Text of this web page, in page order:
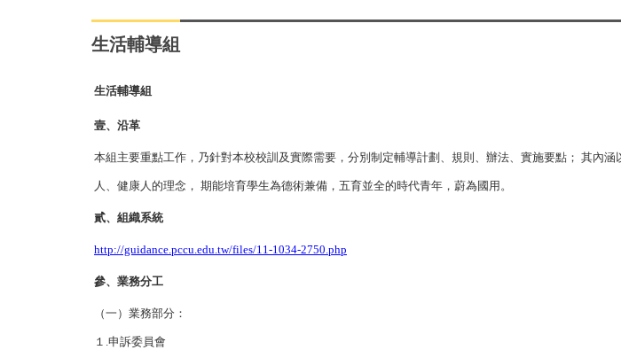
生活輔導組
生活輔導組
壹、沿革
本組主要重點工作，乃針對本校校訓及實際需要，分別制定輔導計劃、規則、辦法、實施要點； 其內
人、健康人的理念， 期能培育學生為德術兼備，五育並全的時代青年，蔚為國用。
貳、組織系統
http://guidance.pccu.edu.tw/files/11-1034-2750.php
參、業務分工
（一）業務部分：
１.申訴委員會